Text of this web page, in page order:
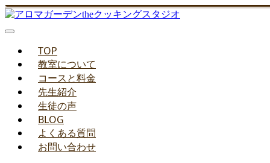
TOP
教室について
コースと料金
先生紹介
生徒の声
BLOG
よくある質問
お問い合わせ